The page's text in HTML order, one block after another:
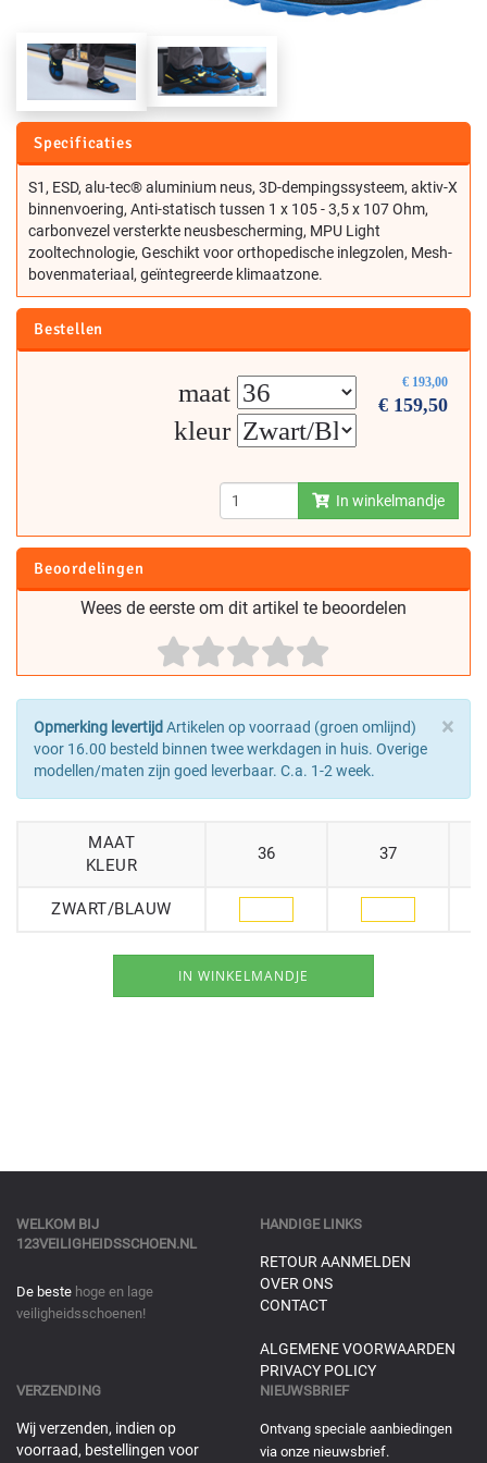
Specificaties
S1, ESD, alu-tec® aluminium neus, 3D-dempingssysteem, aktiv-X
binnenvoering, Anti-statisch tussen 1 x 105 - 3,5 x 107 Ohm,
carbonvezel versterkte neusbescherming, MPU Light
zooltechnologie, Geschikt voor orthopedische inlegzolen, Mesh-
bovenmateriaal, geïntegreerde klimaatzone.
Bestellen
€ 193,00
€ 159,50
maat
kleur
In winkelmandje
Beoordelingen
Wees de eerste om dit artikel te beoordelen
×
Opmerking levertijdArtikelen op voorraad (groen omlijnd)
voor 16.00 besteld binnen twee werkdagen in huis. Overige
modellen/maten zijn goed leverbaar. C.a. 1-2 week.
MAAT
KLEUR
36 37
ZWART/BLAUW
WELKOM BIJ
123VEILIGHEIDSSCHOEN.NL
De beste hoge en lage
veiligheidsschoenen!
HANDIGE LINKS
RETOUR AANMELDEN
OVER ONS
CONTACT
ALGEMENE VOORWAARDEN
PRIVACY POLICY
VERZENDING
Wij verzenden, indien op
voorraad, bestellingen voor
NIEUWSBRIEF
Ontvang speciale aanbiedingen
via onze nieuwsbrief.